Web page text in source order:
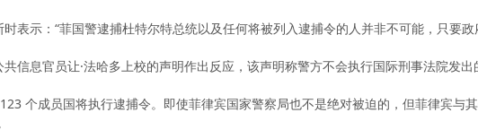
表示：“菲国警逮捕杜特尔特总统以及任何将被列入逮捕令的人并非不可能，只要
信息官员让·法哈多上校的声明作出反应，该声明称警方不会执行国际刑事法院发出
个成员国将执行逮捕令。即使菲律宾国家警察局也不是绝对被迫的，但菲律宾